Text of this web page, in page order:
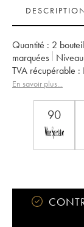
Quantité : 2
marquées
TVA récupérable :
Appellation :
Propriétaire :
En savoir plus...
90